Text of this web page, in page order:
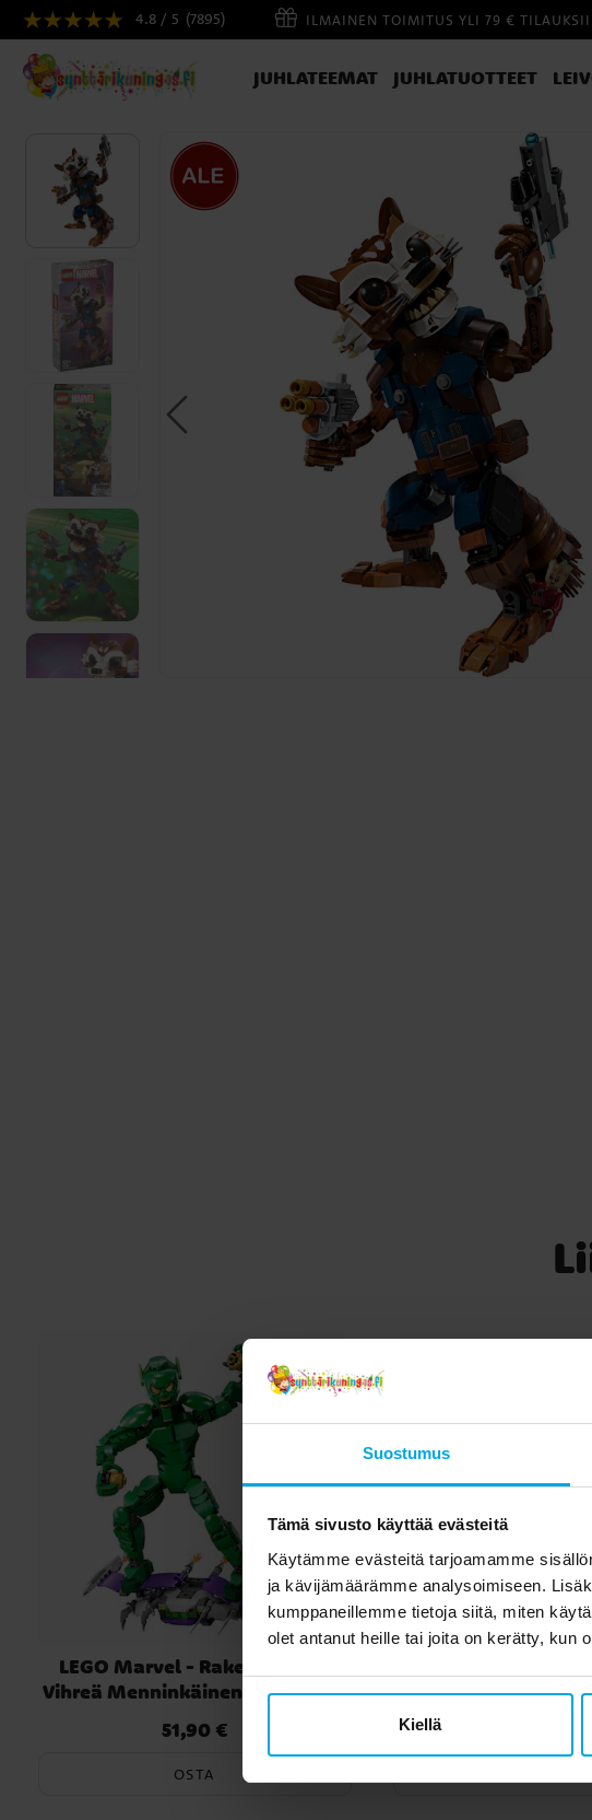
Suostumus
Tämä sivusto käyttää evästeitä
Käytämme evästeitä tarjoamamme
ja kävijämäärämme analysoimiseen.
kumppaneillemme tietoja siitä, miten
olet antanut heille tai joita on kerätty, kun
Kiellä
4.8 / 5 (7895) ILMAINEN TOIMITUS YLI 79 €
JUHLATEEMAT JUHLATUOTTEET
LEGO Marvel - Rakennettava
Vihreä Menninkäinen ‑hahmo 8+
Hinta:51,90 €
51,90 €
OSTA
Batman-